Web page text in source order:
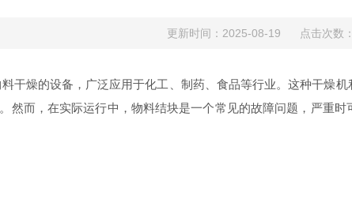
更新时间：2025-08-19 点击次数
干燥的设备，广泛应用于化工、制药、食品等行业。这种干燥
然而，在实际运行中，物料结块是一个常见的故障问题，严重